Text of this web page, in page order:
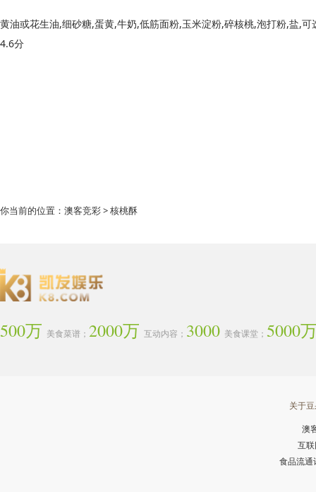
4.6分
你当前的位置： 澳客竞彩> 核桃酥
500万 美食菜谱； 2000万 互动内容； 3000 美食课堂； 5000
关于
澳
互
食品流